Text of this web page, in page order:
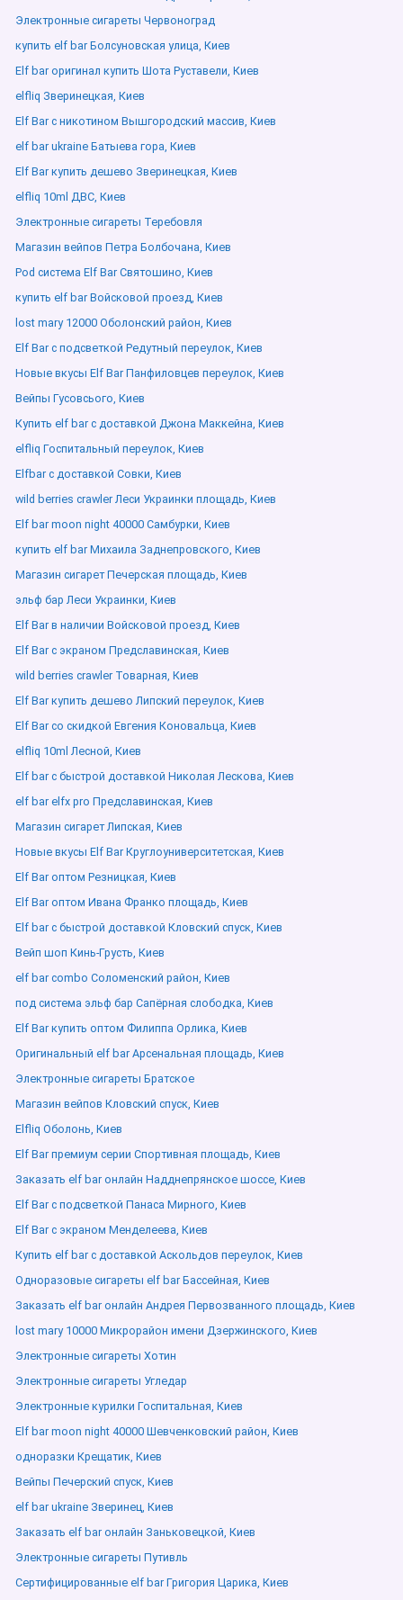
Электронные сигареты Червоноград
купить elf bar Болсуновская улица, Киев
Elf bar оригинал купить Шота Руставели, Киев
elfliq Зверинецкая, Киев
Elf Bar с никотином Вышгородский массив, Киев
elf bar ukraine Батыева гора, Киев
Elf Bar купить дешево Зверинецкая, Киев
elfliq 10ml ДВС, Киев
Электронные сигареты Теребовля
Магазин вейпов Петра Болбочана, Киев
Pod система Elf Bar Святошино, Киев
купить elf bar Войсковой проезд, Киев
lost mary 12000 Оболонский район, Киев
Elf Bar с подсветкой Редутный переулок, Киев
Новые вкусы Elf Bar Панфиловцев переулок, Киев
Вейпы Гусовсього, Киев
Купить elf bar с доставкой Джона Маккейна, Киев
elfliq Госпитальный переулок, Киев
Elfbar с доставкой Совки, Киев
wild berries crawler Леси Украинки площадь, Киев
Elf bar moon night 40000 Самбурки, Киев
купить elf bar Михаила Заднепровского, Киев
Магазин сигарет Печерская площадь, Киев
эльф бар Леси Украинки, Киев
Elf Bar в наличии Войсковой проезд, Киев
Elf Bar с экраном Предславинская, Киев
wild berries crawler Товарная, Киев
Elf Bar купить дешево Липский переулок, Киев
Elf Bar со скидкой Евгения Коновальца, Киев
elfliq 10ml Лесной, Киев
Elf bar с быстрой доставкой Николая Лескова, Киев
elf bar elfx pro Предславинская, Киев
Магазин сигарет Липская, Киев
Новые вкусы Elf Bar Круглоуниверситетская, Киев
Elf Bar оптом Резницкая, Киев
Elf Bar оптом Ивана Франко площадь, Киев
Elf bar с быстрой доставкой Кловский спуск, Киев
Вейп шоп Кинь-Грусть, Киев
elf bar combo Соломенский район, Киев
под система эльф бар Сапёрная слободка, Киев
Elf Bar купить оптом Филиппа Орлика, Киев
Оригинальный elf bar Арсенальная площадь, Киев
Электронные сигареты Братское
Магазин вейпов Кловский спуск, Киев
Elfliq Оболонь, Киев
Elf Bar премиум серии Спортивная площадь, Киев
Заказать elf bar онлайн Надднепрянское шоссе, Киев
Elf Bar с подсветкой Панаса Мирного, Киев
Elf Bar с экраном Менделеева, Киев
Купить elf bar с доставкой Аскольдов переулок, Киев
Одноразовые сигареты elf bar Бассейная, Киев
Заказать elf bar онлайн Андрея Первозванного площадь, Киев
lost mary 10000 Микрорайон имени Дзержинского, Киев
Электронные сигареты Хотин
Электронные сигареты Угледар
Электронные курилки Госпитальная, Киев
Elf bar moon night 40000 Шевченковский район, Киев
одноразки Крещатик, Киев
Вейпы Печерский спуск, Киев
elf bar ukraine Зверинец, Киев
Заказать elf bar онлайн Заньковецкой, Киев
Электронные сигареты Путивль
Сертифицированные elf bar Григория Царика, Киев